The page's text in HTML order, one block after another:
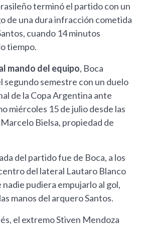
terminó el partido con un
de una dura infracción cometida
cuando 14 minutos
tiempo.
mando del equipo, Boca
segundo semestre con un duelo
de la Copa Argentina ante
miércoles 15 de julio desde las
Bielsa, propiedad de
del partido fue de Boca, a los
del lateral Lautaro Blanco
pudiera empujarlo al gol,
manos del arquero Santos.
el extremo Stiven Mendoza